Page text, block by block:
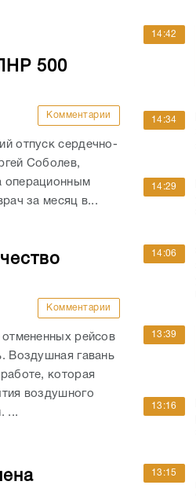
500
Комментарии
отпуск сердечно-
Соболев,
операционным
за месяц в...
Комментарии
отмененных рейсов
Воздушная гавань
которая
воздушного
...
14:42
14:34
14:29
14:06
13:39
13:16
13:15